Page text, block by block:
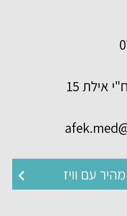
אילת 15
מהיר עם וויז